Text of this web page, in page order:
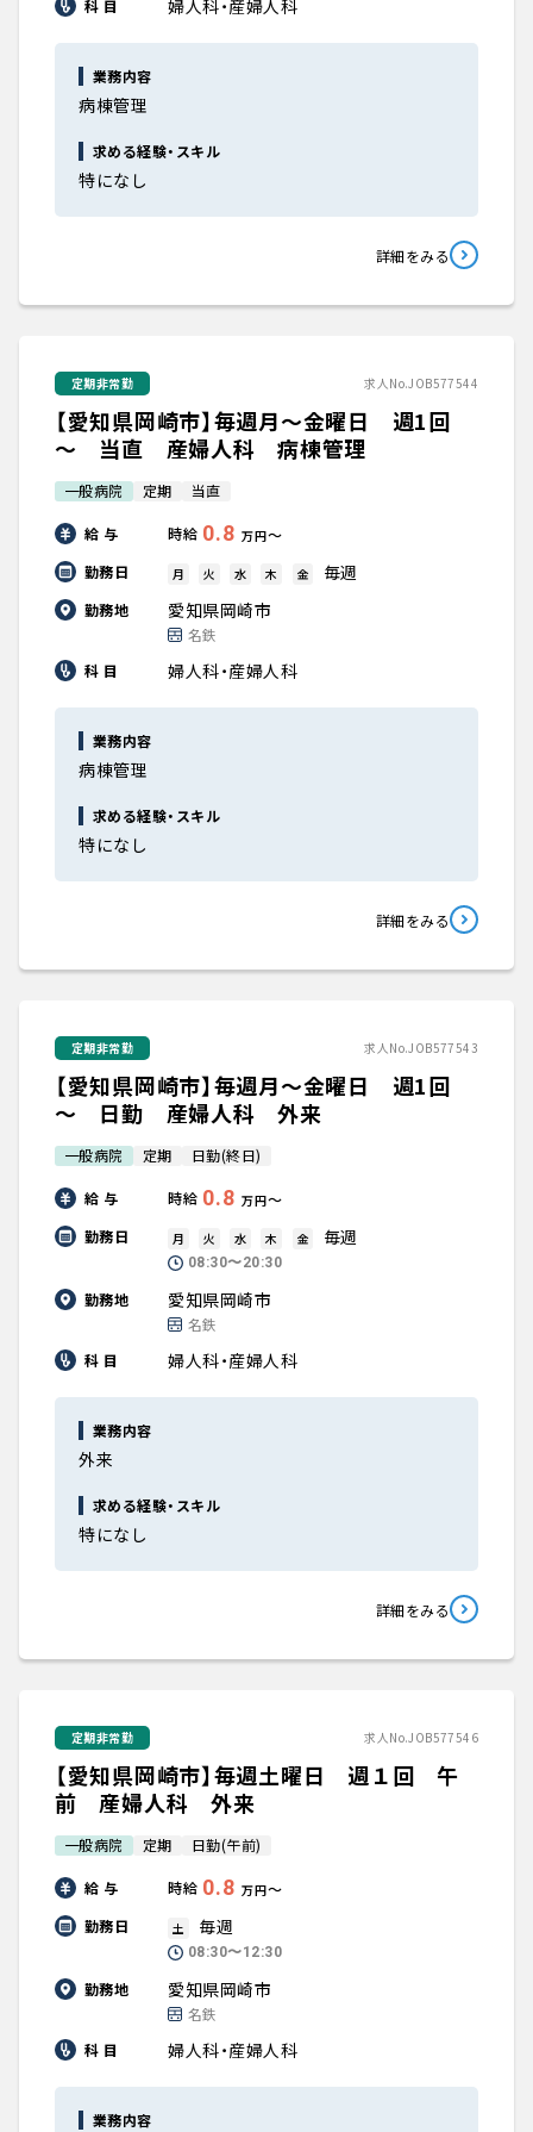
科 目 婦人科・産婦人科
業務内容
病棟管理
求める経験・スキル
特になし
詳細をみる
定期非常勤 求人No.JOB577544
【愛知県岡崎市】毎週月～金曜日 週1回
～ 当直 産婦人科 病棟管理
一般病院 定期 当直
給 与 時給 0.8 万円〜
勤務日
月 火 水 木 金 毎週
勤務地 愛知県岡崎市
名鉄
科 目
婦人科・産婦人科
業務内容
病棟管理
求める経験・スキル
特になし
詳細をみる
定期非常勤 求人No.JOB577543
【愛知県岡崎市】毎週月～金曜日 週1回
～ 日勤 産婦人科 外来
一般病院 定期 日勤(終日)
給 与 時給 0.8 万円〜
勤務日
月 火 水 木 金 毎週
08:30〜20:30
勤務地 愛知県岡崎市
名鉄
科 目
婦人科・産婦人科
業務内容
外来
求める経験・スキル
特になし
詳細をみる
定期非常勤 求人No.JOB577546
【愛知県岡崎市】毎週土曜日 週１回 午
前 産婦人科 外来
一般病院 定期 日勤(午前)
給 与 時給 0.8 万円〜
勤務日
土 毎週
08:30〜12:30
勤務地 愛知県岡崎市
名鉄
科 目
婦人科・産婦人科
業務内容